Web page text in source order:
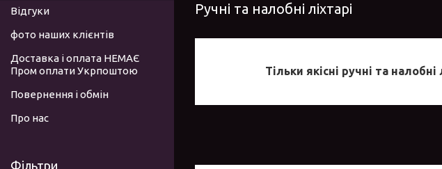
Ручні та налобні ліхтарі
Тільки якісні ручні та
Відгуки
фото наших клієнтів
Доставка і оплата НЕМАЄ
Пром оплати Укрпоштою
Повернення і обмін
Про нас
Фільтри